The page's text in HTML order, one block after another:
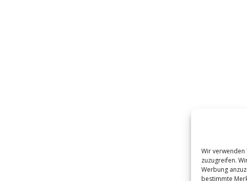
Wir
zuzugreifen.
Werbung
bestimmte